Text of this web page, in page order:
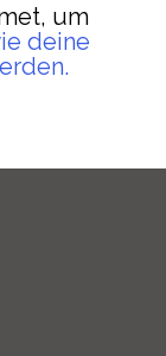
um
deine